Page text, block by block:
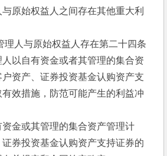
始权益人之间存在其他重大利
与原始权益人存在第二十四条
以自有资金或者其管理的集合资
资产、证券投资基金认购资产支
效措施，防范可能产生的利益冲
或其管理的集合资产管理计
券投资基金认购资产支持证券的